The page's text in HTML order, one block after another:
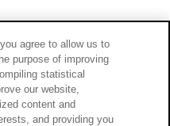
agree to allow us to
purpose of improving
statistical
our website,
content and
and providing you